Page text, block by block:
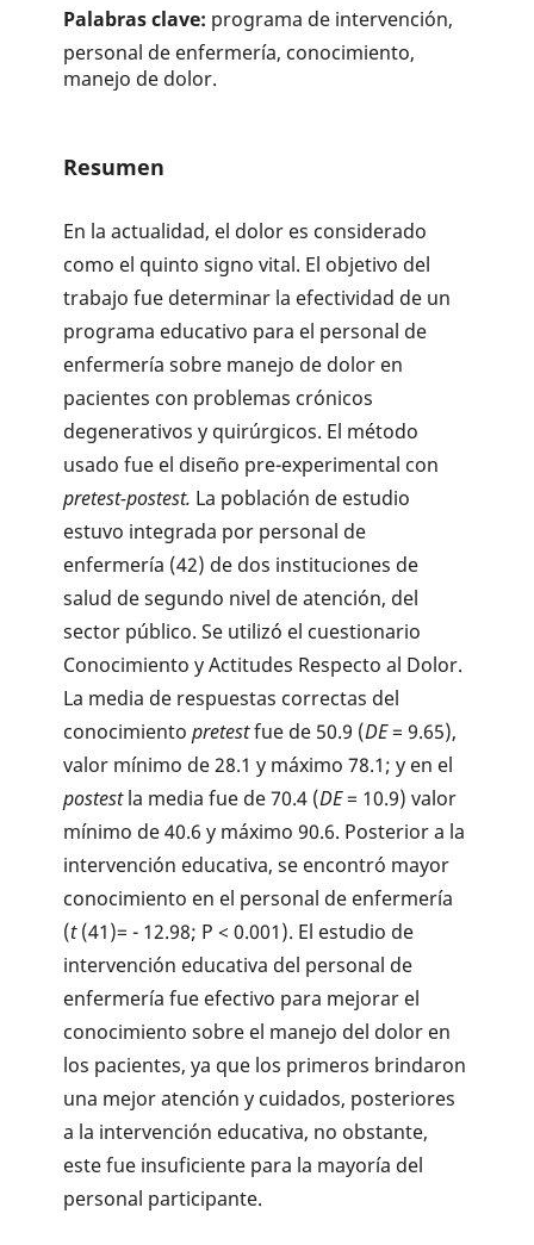
Palabras clave: programa de intervención,
personal de enfermería, conocimiento,
manejo de dolor.
Resumen
En la actualidad, el dolor es considerado
como el quinto signo vital. El objetivo del
trabajo fue determinar la efectividad de un
programa educativo para el personal de
enfermería sobre manejo de dolor en
pacientes con problemas crónicos
degenerativos y quirúrgicos. El método
usado fue el diseño pre-experimental con
pretest-postest. La población de estudio
estuvo integrada por personal de
enfermería (42) de dos instituciones de
salud de segundo nivel de atención, del
sector público. Se utilizó el cuestionario
Conocimiento y Actitudes Respecto al Dolor.
La media de respuestas correctas del
conocimientopretestfue de 50.9 (DE= 9.65),
valor mínimo de 28.1 y máximo 78.1; y en el
postestla media fue de 70.4 (DE= 10.9) valor
mínimo de 40.6 y máximo 90.6. Posterior a la
intervención educativa, se encontró mayor
conocimiento en el personal de enfermería
(t(41)= - 12.98; P < 0.001). El estudio de
intervención educativa del personal de
enfermería fue efectivo para mejorar el
conocimiento sobre el manejo del dolor en
los pacientes, ya que los primeros brindaron
una mejor atención y cuidados, posteriores
a la intervención educativa, no obstante,
este fue insuficiente para la mayoría del
personal participante.